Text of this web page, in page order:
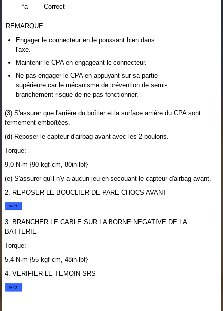
*a
Correct
REMARQUE:
Engager le connecteur en le poussant bien dans
l'axe.
Maintenir le CPA en engageant le connecteur.
Ne pas engager le CPA en appuyant sur sa partie
supérieure car le mécanisme de prévention de semi-
branchement risque de ne pas fonctionner.
(3) S'assurer que l'arrière du boîtier et la surface arrière du CPA sont
fermement emboîtées.
(d) Reposer le capteur d'airbag avant avec les 2 boulons.
Torque:
9,0 N·m {90 kgf·cm, 80in·lbf}
(e) S'assurer qu'il n'y a aucun jeu en secouant le capteur d'airbag avant.
2. REPOSER LE BOUCLIER DE PARE-CHOCS AVANT
3. BRANCHER LE CABLE SUR LA BORNE NEGATIVE DE LA
BATTERIE
Torque:
5,4 N·m {55 kgf·cm, 48in·lbf}
4. VERIFIER LE TEMOIN SRS